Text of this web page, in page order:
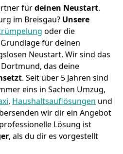
fürdeinen Neustart.
im Breisgau? Unsere
oder die
für deinen
Neustart. Wir sind das
das deine
. Seit über 5 Jahren sind
eins in Sachen Umzug,
, Haushaltsauflösungen und
wir dir ein Angebot
Lösung ist
, als du dir es vorgestellt